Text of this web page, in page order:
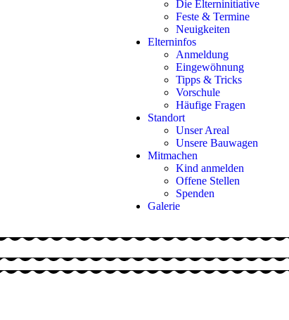
Die Elterninitiative
Feste & Termine
Neuigkeiten
Elterninfos
Anmeldung
Eingewöhnung
Tipps & Tricks
Vorschule
Häufige Fragen
Standort
Unser Areal
Unsere Bauwagen
Mitmachen
Kind anmelden
Offene Stellen
Spenden
Galerie